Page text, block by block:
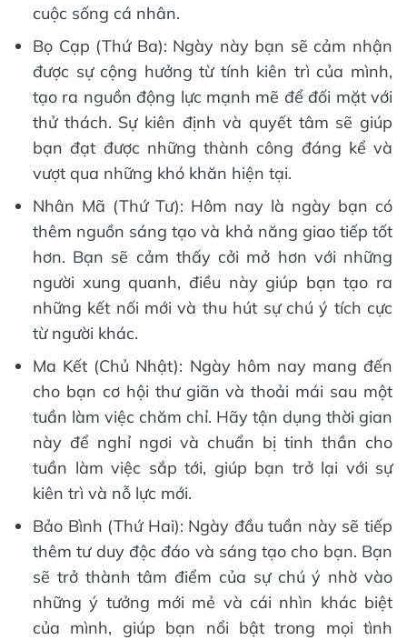
cuộc sống cá nhân.
Bọ Cạp (Thứ Ba): Ngày này bạn sẽ cảm nhận
được sự cộng hưởng từ tính kiên trì của mình,
tạo ra nguồn động lực mạnh mẽ để đối mặt với
thử thách. Sự kiên định và quyết tâm sẽ giúp
bạn đạt được những thành công đáng kể và
vượt qua những khó khăn hiện tại.
Nhân Mã (Thứ Tư): Hôm nay là ngày bạn có
thêm nguồn sáng tạo và khả năng giao tiếp tốt
hơn. Bạn sẽ cảm thấy cởi mở hơn với những
người xung quanh, điều này giúp bạn tạo ra
những kết nối mới và thu hút sự chú ý tích cực
từ người khác.
Ma Kết (Chủ Nhật): Ngày hôm nay mang đến
cho bạn cơ hội thư giãn và thoải mái sau một
tuần làm việc chăm chỉ. Hãy tận dụng thời gian
này để nghỉ ngơi và chuẩn bị tinh thần cho
tuần làm việc sắp tới, giúp bạn trở lại với sự
kiên trì và nỗ lực mới.
Bảo Bình (Thứ Hai): Ngày đầu tuần này sẽ tiếp
thêm tư duy độc đáo và sáng tạo cho bạn. Bạn
sẽ trở thành tâm điểm của sự chú ý nhờ vào
những ý tưởng mới mẻ và cái nhìn khác biệt
của mình, giúp bạn nổi bật trong mọi tình